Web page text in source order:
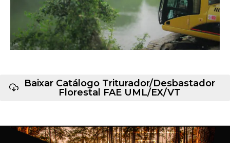
Baixar Catálogo Triturador/Desbastador
Florestal FAE UML/EX/VT